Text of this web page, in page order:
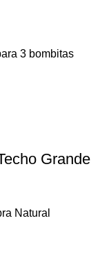
3 bombitas
Grande
Natural